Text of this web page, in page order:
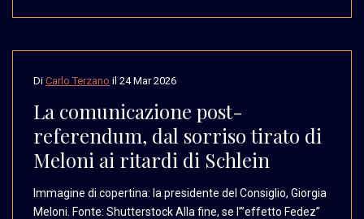
Di Carlo Terzano il 24 Mar 2026
La comunicazione post-
referendum, dal sorriso tirato di
Meloni ai ritardi di Schlein
Immagine di copertina: la presidente del Consiglio, Giorgia
Meloni. Fonte: Shutterstock Alla fine, se l’”effetto Fedez”